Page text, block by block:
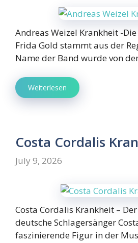
Andreas Weizel Krankheit -
Frida Gold stammt aus der
Name der Band wurde von
Weiterlesen
Costa Cordalis
July 9, 2026
Costa Cordalis Krankheit –
deutsche Schlagersänger
faszinierende Figur in der